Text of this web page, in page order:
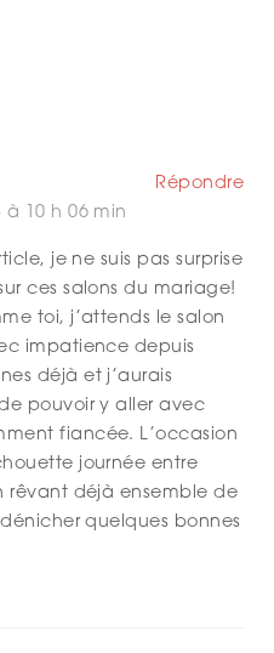
à 10 h 06 min
je ne suis pas surprise
ces salons du mariage!
toi, j’attends le salon
impatience depuis
déjà et j’aurais
pouvoir y aller avec
fiancée. L’occasion
journée entre
rêvant déjà ensemble de
quelques bonnes
Répondre